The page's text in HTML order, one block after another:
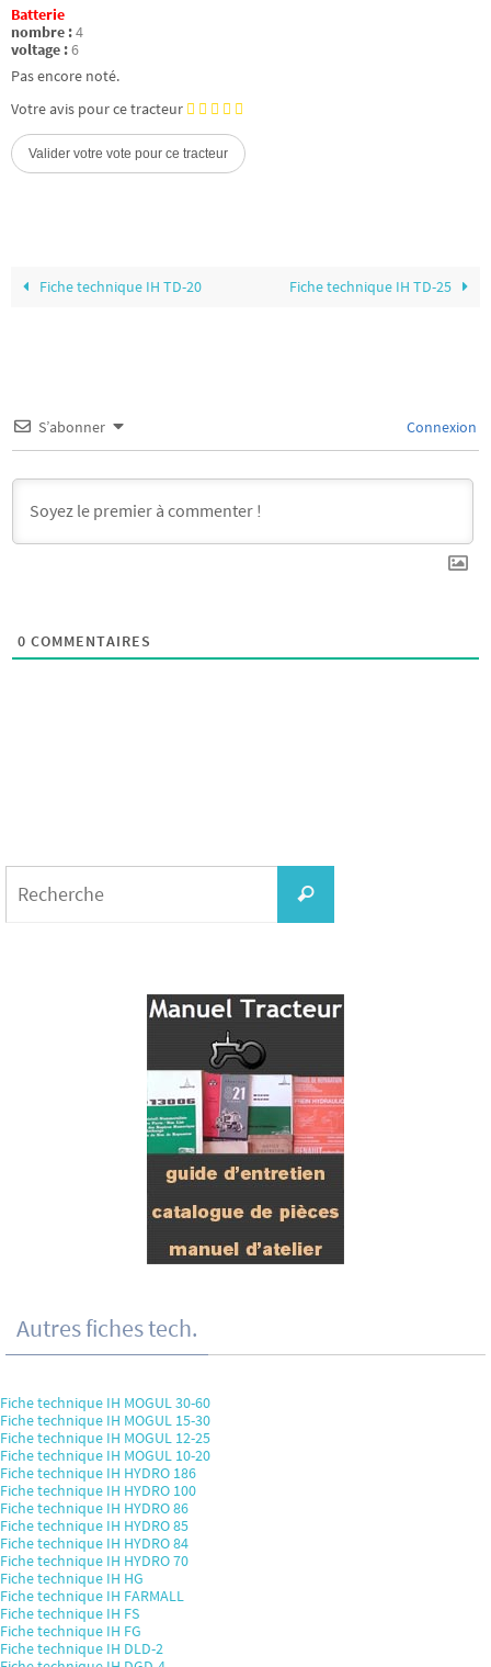
Batterie
nombre :4
voltage :6
Pas encore noté.
Votre avis pour ce tracteur
Fiche technique IH TD-20 Fiche technique IH TD-25
S’abonner Connexion
0 COMMENTAIRES
Recherche
Autres fiches tech.
Fiche technique IH MOGUL 30-60
Fiche technique IH MOGUL 15-30
Fiche technique IH MOGUL 12-25
Fiche technique IH MOGUL 10-20
Fiche technique IH HYDRO 186
Fiche technique IH HYDRO 100
Fiche technique IH HYDRO 86
Fiche technique IH HYDRO 85
Fiche technique IH HYDRO 84
Fiche technique IH HYDRO 70
Fiche technique IH HG
Fiche technique IH FARMALL
Fiche technique IH FS
Fiche technique IH FG
Fiche technique IH DLD-2